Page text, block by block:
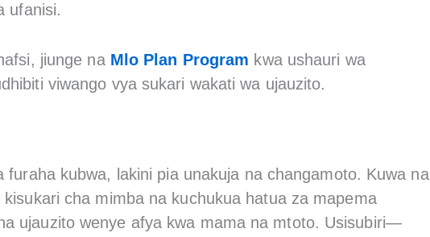
ufanisi.
jiunge na Mlo Plan Program kwa ushauri wa
viwango vya sukari wakati wa ujauzito.
furaha kubwa, lakini pia unakuja na changamoto. Kuwa na
cha mimba na kuchukua hatua za mapema
ujauzito wenye afya kwa mama na mtoto. Usisubiri—